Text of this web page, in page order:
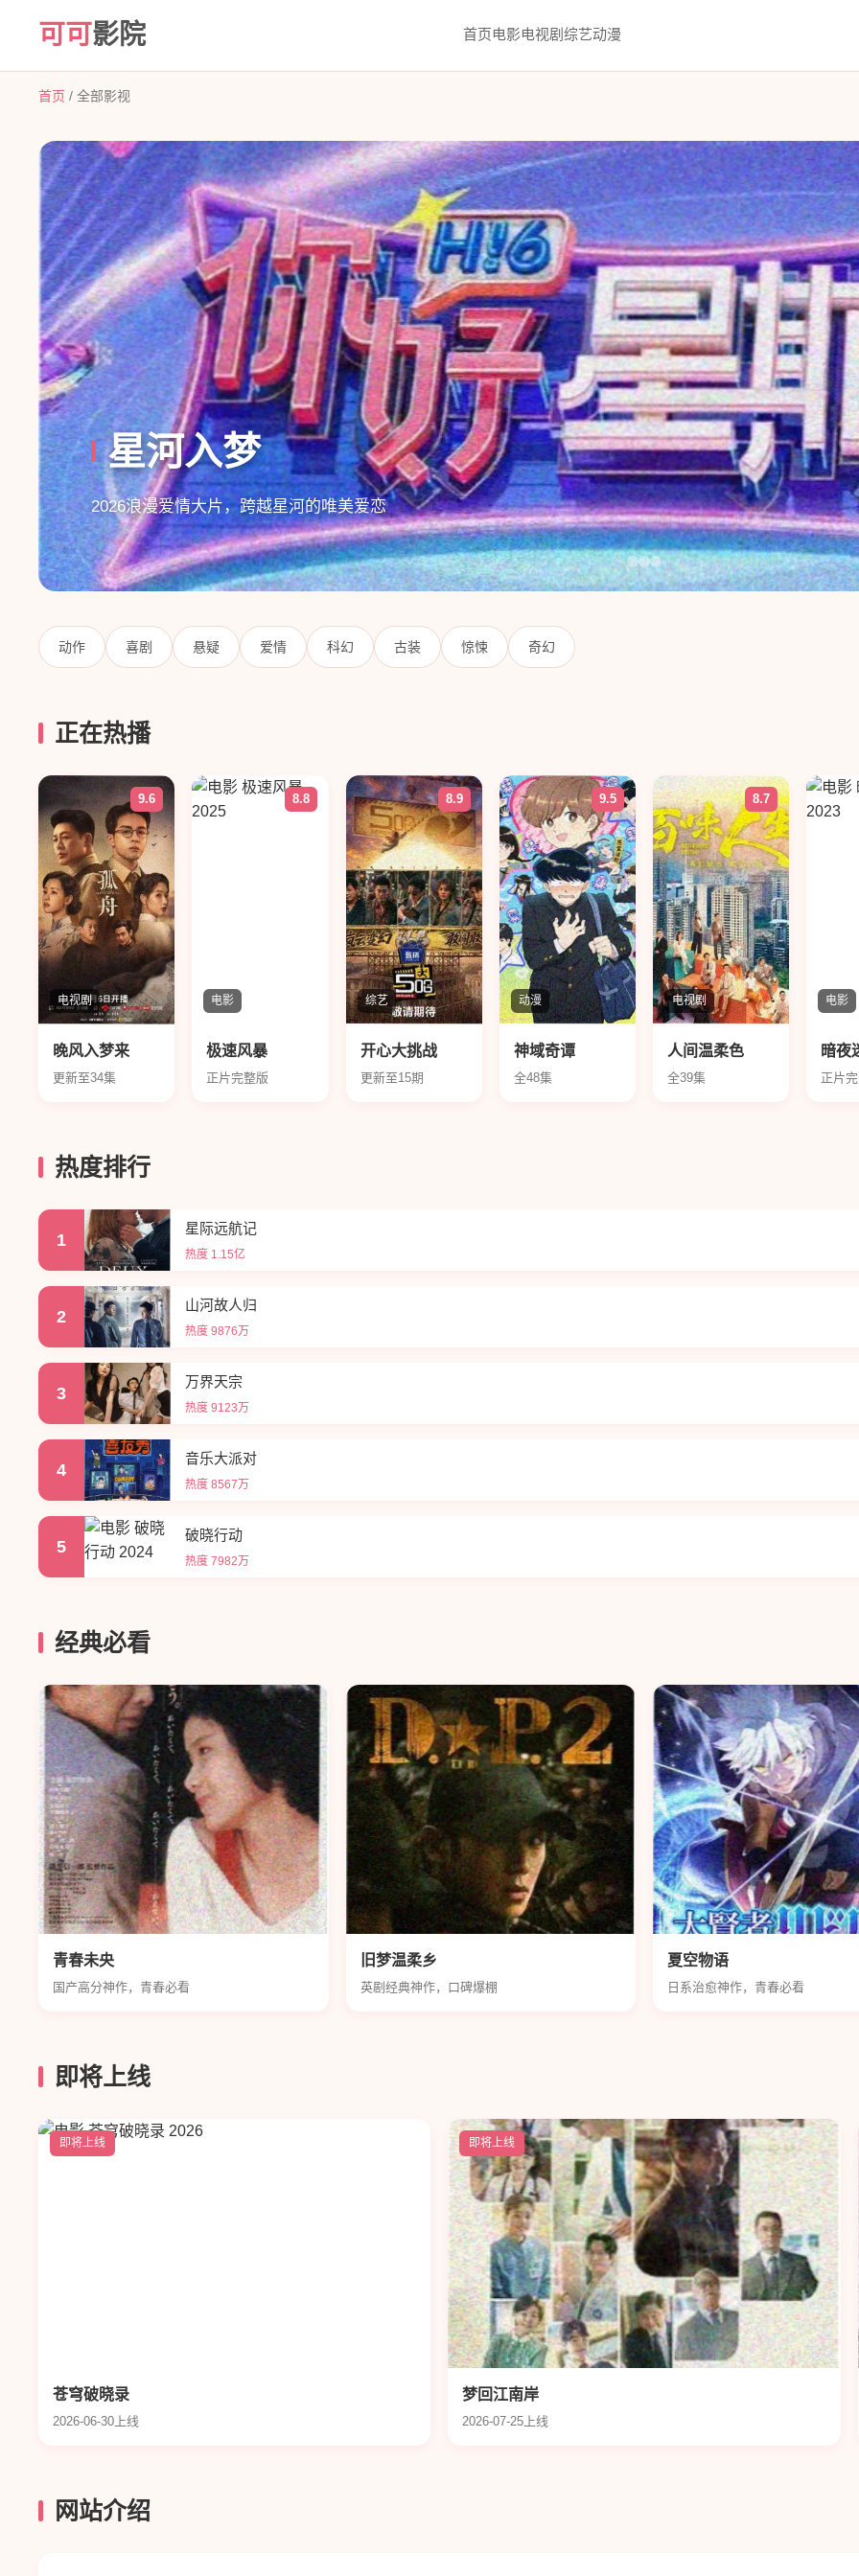
可可影院 首页电影电视剧 综艺动漫
首页 /全部影视
长安烟雨行
2025古装言情大剧，烟雨长安一世情长
动作 喜剧 悬疑 爱情 科幻 古装 惊悚 奇幻
正在热播
9.6
电视剧
晚风入梦来
更新至34集
8.8
电影
极速风暴
正片完整版
8.9
综艺
开心大挑战
更新至15期
9.5
动漫
神域奇谭
全48集
8.7
电视剧
人间温柔色
全39集
电影
暗夜
正片
热度排行
1
星际远航记
热度 1.15亿
2
山河故人归
热度 9876万
3
万界天宗
热度 9123万
4
音乐大派对
热度 8567万
5
破晓行动
热度 7982万
经典必看
青春未央
国产高分神作，青春必看
旧梦温柔乡
英剧经典神作，口碑爆棚
夏空物语
日系治愈神作，青春必看
即将上线
苍穹破晓录
2026-06-30上线
梦回江南岸
2026-07-25上线
网站介绍